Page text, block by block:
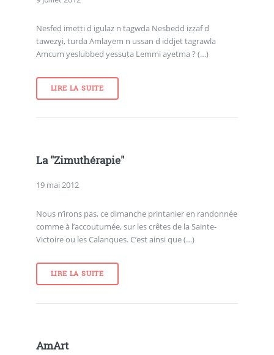
Nesfeḍ imeṭṭi d igulaz n tagwda Nesbedd iẓẓaf d
tawezɣi, turda Amlayem n ussan d iddjet tagrawla
Amcum yeslubbeḍ yessuṭa Lemmi ayetma ? (…)
LIRE LA SUITE
La "Zimuthérapie"
19 mai 2012
Nous n’irons pas, ce dimanche printanier en randonnée
comme à l’accoutumée, sur les crêtes de la Sainte-
Victoire ou les Calanques. C’est ainsi que (…)
LIRE LA SUITE
AmArt